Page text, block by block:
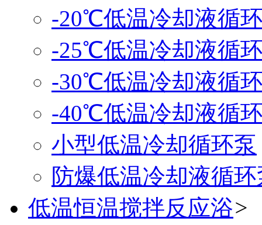
-20℃低温冷却液循
-25℃低温冷却液循
-30℃低温冷却液循
-40℃低温冷却液循
小型低温冷却循环泵
防爆低温冷却液循
低温恒温搅拌反应浴>